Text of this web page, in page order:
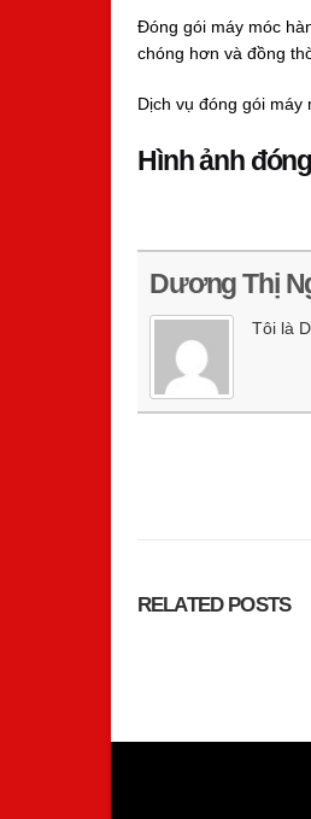
Đóng gói máy móc
chóng hơn và đồng
Dịch vụ đóng gói
Hình ảnh
Dương Thị
Tôi là
RELATED POSTS